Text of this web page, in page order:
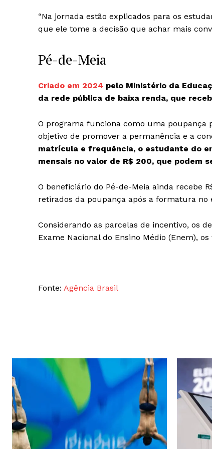
“Na jornada estão explicados para os
que ele tome a decisão que achar mais
Pé-de-Meia
Criado em 2024 pelo Ministério da
da rede pública de baixa renda, que
O programa funciona como uma poupança
objetivo de promover a permanência e a
matrícula e frequência, o estudante do
mensais no valor de R$ 200, que podem
O beneficiário do Pé-de-Meia ainda recebe
retirados da poupança após a formatura no
Considerando as parcelas de incentivo, os
Exame Nacional do Ensino Médio (Enem),
Fonte: Agência Brasil